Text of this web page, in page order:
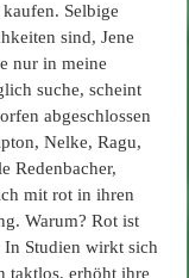
Selbige
sind, Jene
nur in meine
suche, scheint
abgeschlossen
Nelke, Ragu,
Redenbacher,
mit rot in ihren
Warum? Rot ist
In Studien wirkt sich
taktlos, erhöht ihre